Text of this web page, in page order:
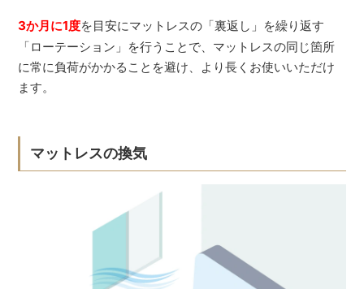
3か月に1度を目安にマットレスの「裏返し」を繰り返す
「ローテーション」を行うことで、マットレスの同じ箇所
に常に負荷がかかることを避け、より長くお使いいただけ
ます。
マットレスの換気